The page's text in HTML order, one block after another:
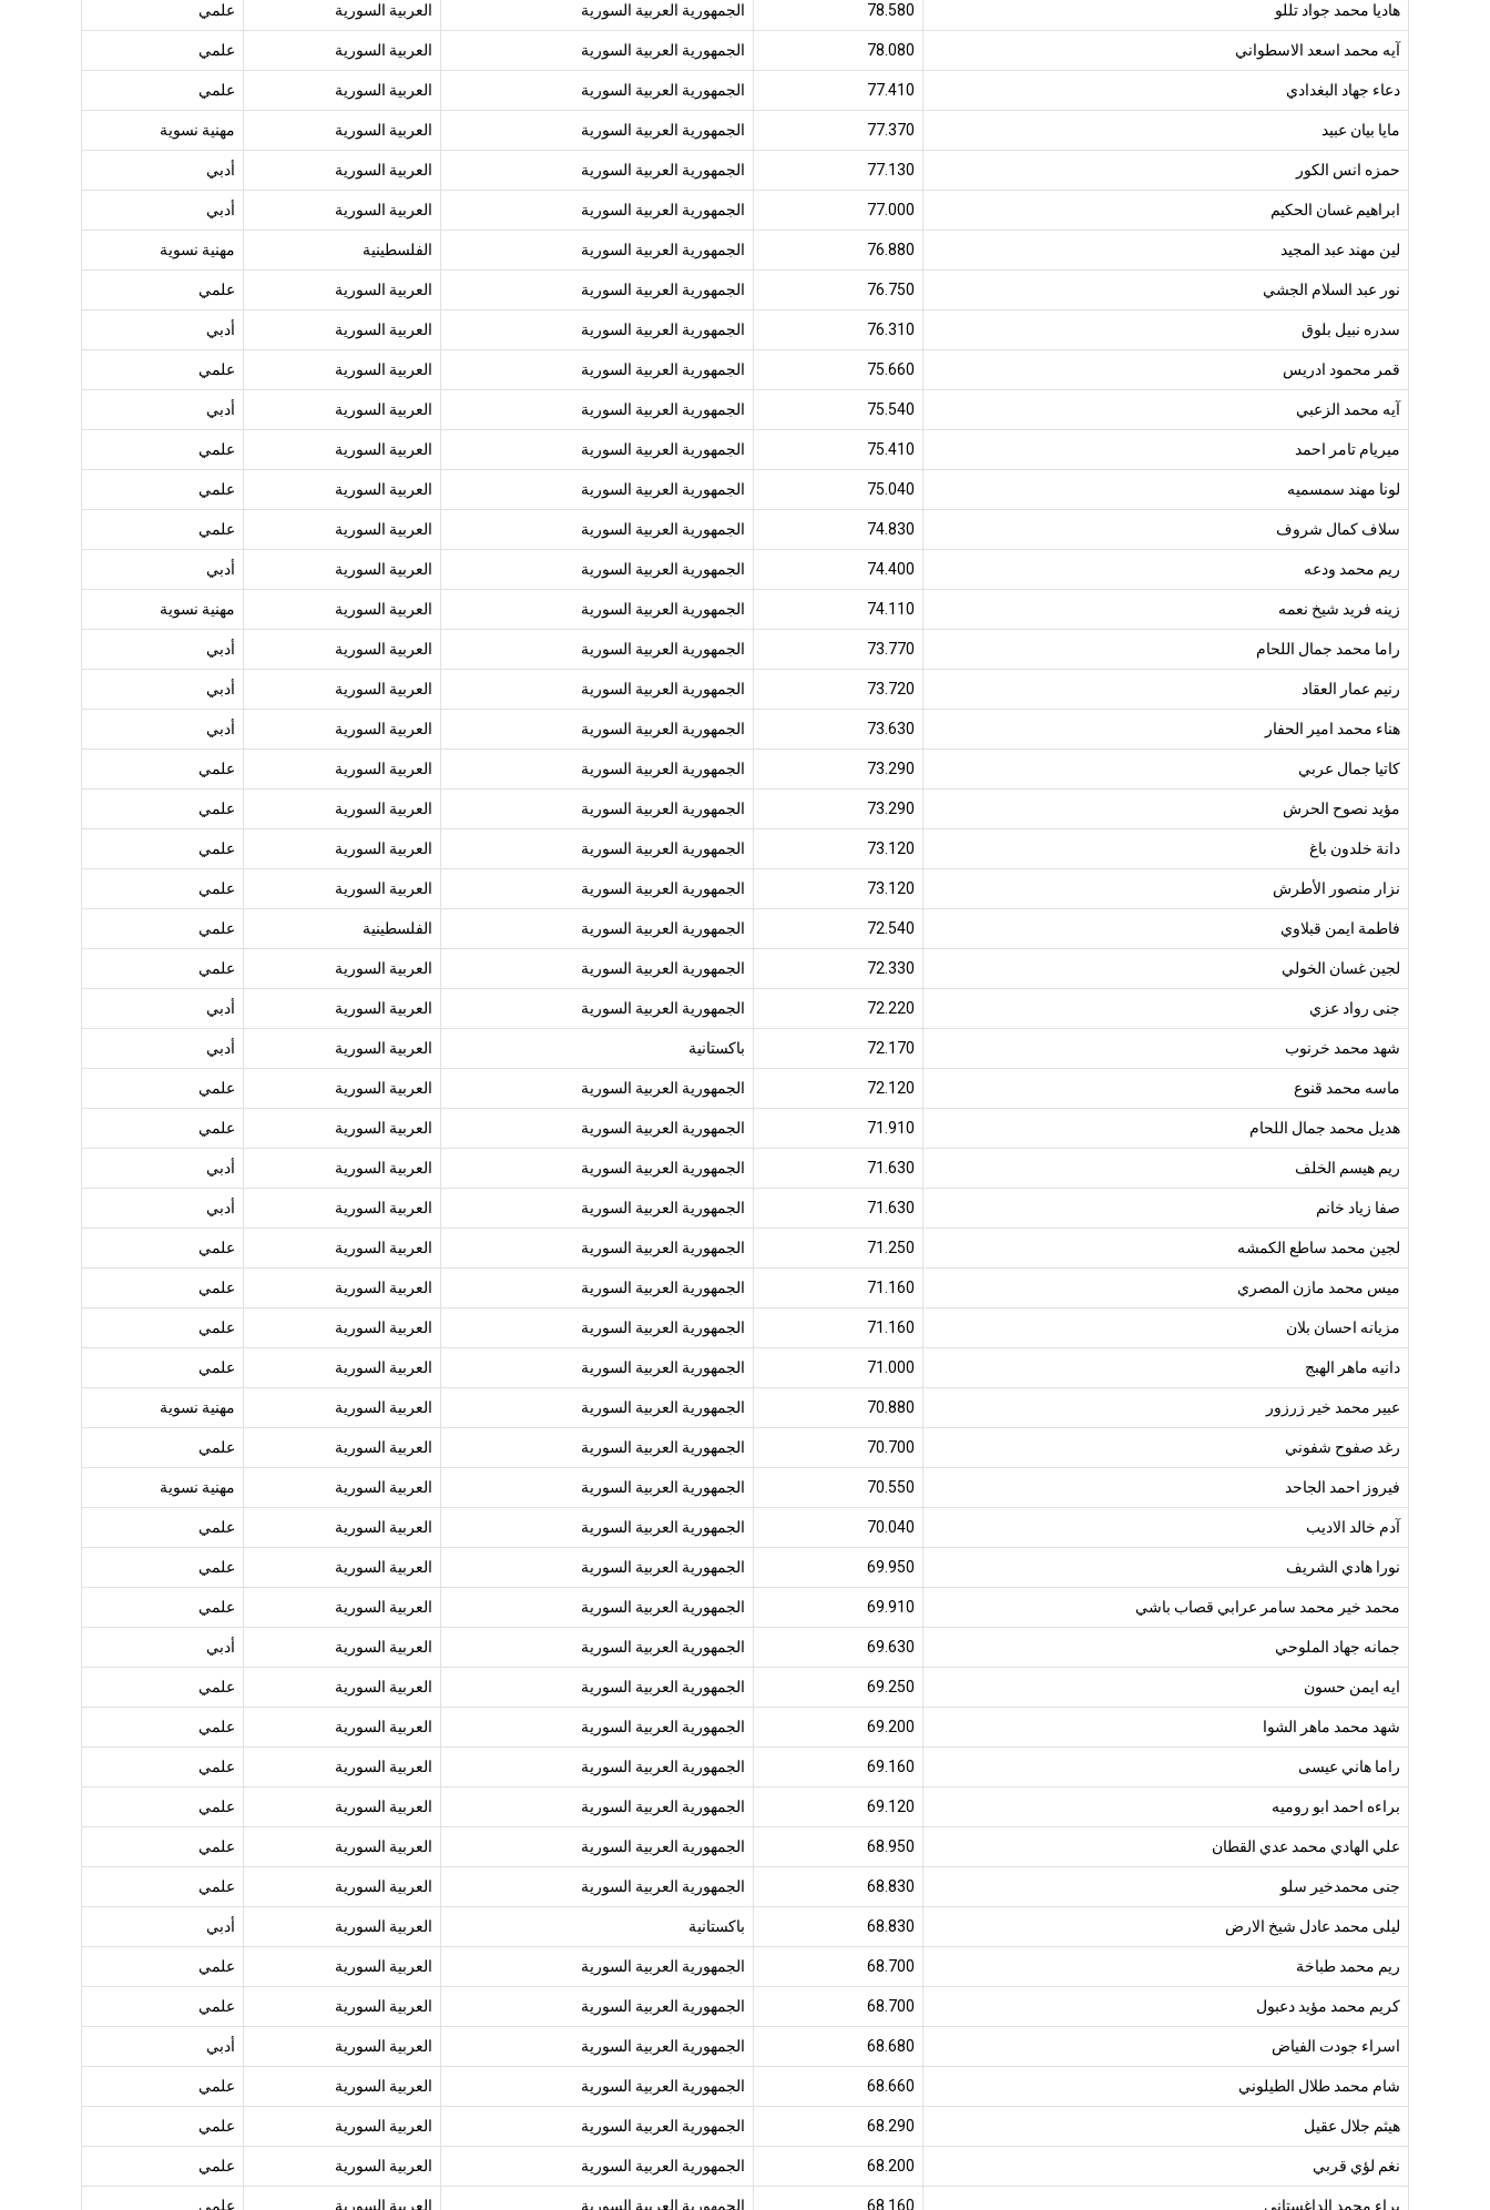
هاديا محمد جواد تللو 78.580 الجمهورية العربية السورية العربية السورية علمي
آيه محمد اسعد الاسطواني 78.080 الجمهورية العربية السورية العربية السورية علمي
دعاء جهاد البغدادي 77.410 الجمهورية العربية السورية العربية السورية علمي
مايا بيان عبيد 77.370 الجمهورية العربية السورية العربية السورية مهنية نسوية
حمزه انس الكور 77.130 الجمهورية العربية السورية العربية السورية أدبي
ابراهيم غسان الحكيم 77.000 الجمهورية العربية السورية العربية السورية أدبي
لين مهند عبد المجيد 76.880 الجمهورية العربية السورية الفلسطينية مهنية نسوية
نور عبد السلام الجشي 76.750 الجمهورية العربية السورية العربية السورية علمي
سدره نبيل بلوق 76.310 الجمهورية العربية السورية العربية السورية أدبي
قمر محمود ادريس 75.660 الجمهورية العربية السورية العربية السورية علمي
آيه محمد الزعبي 75.540 الجمهورية العربية السورية العربية السورية أدبي
ميريام تامر احمد 75.410 الجمهورية العربية السورية العربية السورية علمي
لونا مهند سمسميه 75.040 الجمهورية العربية السورية العربية السورية علمي
سلاف كمال شروف 74.830 الجمهورية العربية السورية العربية السورية علمي
ريم محمد ودعه 74.400 الجمهورية العربية السورية العربية السورية أدبي
زينه فريد شيخ نعمه 74.110 الجمهورية العربية السورية العربية السورية مهنية نسوية
راما محمد جمال اللحام 73.770 الجمهورية العربية السورية العربية السورية أدبي
رنيم عمار العقاد 73.720 الجمهورية العربية السورية العربية السورية أدبي
هناء محمد امير الحفار 73.630 الجمهورية العربية السورية العربية السورية أدبي
كاتيا جمال عربي 73.290 الجمهورية العربية السورية العربية السورية علمي
مؤيد نصوح الحرش 73.290 الجمهورية العربية السورية العربية السورية علمي
دانة خلدون باغ 73.120 الجمهورية العربية السورية العربية السورية علمي
نزار منصور الأطرش 73.120 الجمهورية العربية السورية العربية السورية علمي
فاطمة ايمن قبلاوي 72.540 الجمهورية العربية السورية الفلسطينية علمي
لجين غسان الخولي 72.330 الجمهورية العربية السورية العربية السورية علمي
جنى رواد عزي 72.220 الجمهورية العربية السورية العربية السورية أدبي
شهد محمد خرنوب 72.170 باكستانية العربية السورية أدبي
ماسه محمد قنوع 72.120 الجمهورية العربية السورية العربية السورية علمي
هديل محمد جمال اللحام 71.910 الجمهورية العربية السورية العربية السورية علمي
ريم هيسم الخلف 71.630 الجمهورية العربية السورية العربية السورية أدبي
صفا زياد خانم 71.630 الجمهورية العربية السورية العربية السورية أدبي
لجين محمد ساطع الكمشه 71.250 الجمهورية العربية السورية العربية السورية علمي
ميس محمد مازن المصري 71.160 الجمهورية العربية السورية العربية السورية علمي
مزيانه احسان بلان 71.160 الجمهورية العربية السورية العربية السورية علمي
دانيه ماهر الهبج 71.000 الجمهورية العربية السورية العربية السورية علمي
عبير محمد خير زرزور 70.880 الجمهورية العربية السورية العربية السورية مهنية نسوية
رغد صفوح شفوني 70.700 الجمهورية العربية السورية العربية السورية علمي
فيروز احمد الجاحد 70.550 الجمهورية العربية السورية العربية السورية مهنية نسوية
آدم خالد الاديب 70.040 الجمهورية العربية السورية العربية السورية علمي
نورا هادي الشريف 69.950 الجمهورية العربية السورية العربية السورية علمي
محمد خير محمد سامر عرابي قصاب باشي 69.910 الجمهورية العربية السورية العربية السورية علمي
جمانه جهاد الملوحي 69.630 الجمهورية العربية السورية العربية السورية أدبي
ايه ايمن حسون 69.250 الجمهورية العربية السورية العربية السورية علمي
شهد محمد ماهر الشوا 69.200 الجمهورية العربية السورية العربية السورية علمي
راما هاني عيسى 69.160 الجمهورية العربية السورية العربية السورية علمي
براءه احمد ابو روميه 69.120 الجمهورية العربية السورية العربية السورية علمي
علي الهادي محمد عدي القطان 68.950 الجمهورية العربية السورية العربية السورية علمي
جنى محمدخير سلو 68.830 الجمهورية العربية السورية العربية السورية علمي
ليلى محمد عادل شيخ الارض 68.830 باكستانية العربية السورية أدبي
ريم محمد طباخة 68.700 الجمهورية العربية السورية العربية السورية علمي
كريم محمد مؤيد دعبول 68.700 الجمهورية العربية السورية العربية السورية علمي
اسراء جودت الفياض 68.680 الجمهورية العربية السورية العربية السورية أدبي
شام محمد طلال الطيلوني 68.660 الجمهورية العربية السورية العربية السورية علمي
هيثم جلال عقيل 68.290 الجمهورية العربية السورية العربية السورية علمي
نغم لؤي قربي 68.200 الجمهورية العربية السورية العربية السورية علمي
براء محمد الداغستاني 68.160 الجمهورية العربية السورية العربية السورية علمي